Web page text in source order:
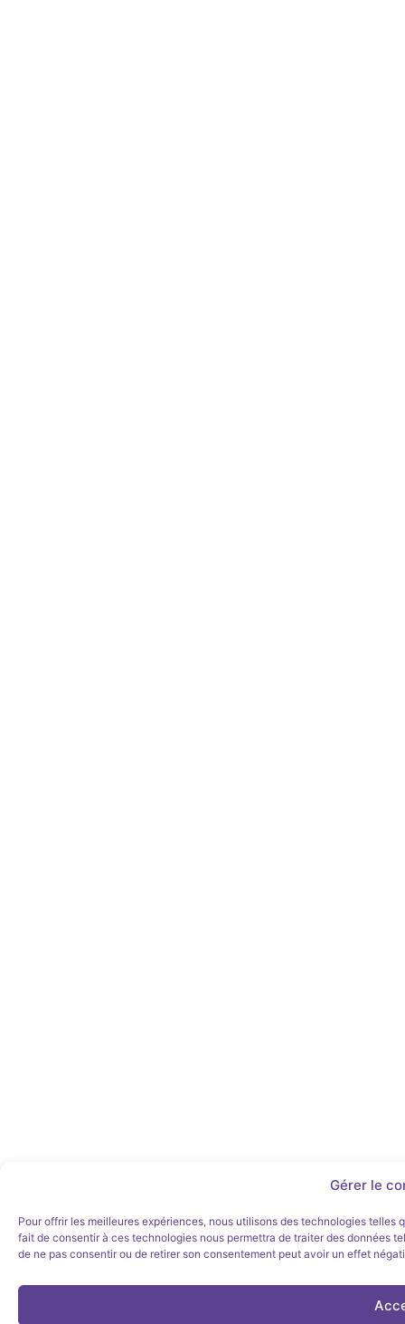
Gérer le
Pour offrir les meilleures expériences, nous utilisons des technologies
fait de consentir à ces technologies nous permettra de traiter des données
de ne pas consentir ou de retirer son consentement peut avoir un effet